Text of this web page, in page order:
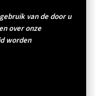
van de door u
over onze
worden